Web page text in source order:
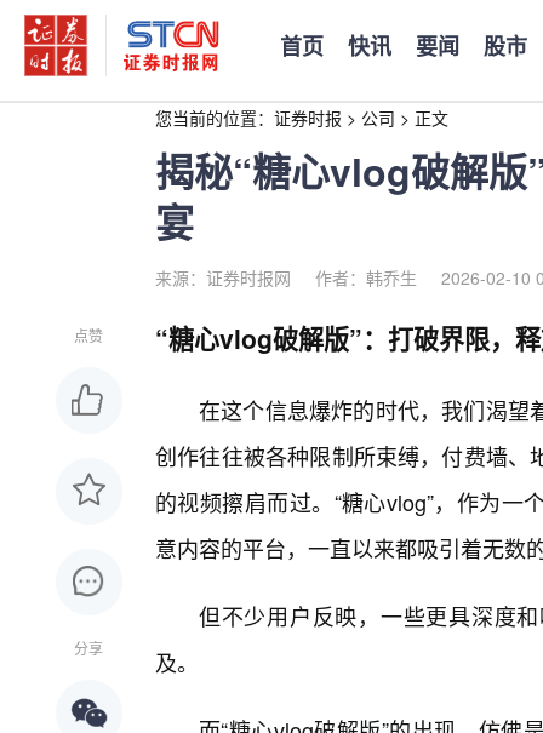
首页 快讯 要闻 股市
您当前的位置： 证券时报 > 公司 > 正文
揭秘“糖心vlog破解版
宴
来源：证券时报网 作者：韩乔生 2026-02-10
点赞
分享
“糖心vlog破解版”：打破界限，
在这个信息爆炸的时代，我们渴望
创作往往被各种限制所束缚，付费墙
的视频擦肩而过。“糖心vlog”，作为
意内容的平台，一直以来都吸引着无数
但不少用户反映，一些更具深度
及。